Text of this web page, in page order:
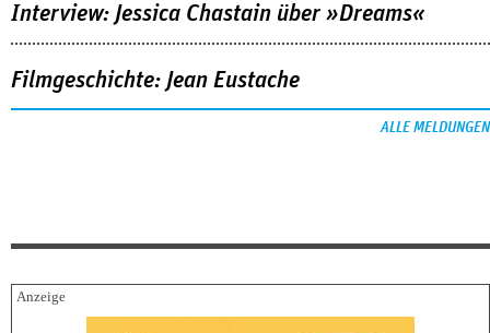
Interview: Jessica Chastain über »Dreams«
Filmgeschichte: Jean Eustache
ALLE MELDUNGEN